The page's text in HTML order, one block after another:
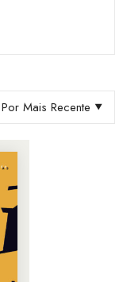
Mais Recente